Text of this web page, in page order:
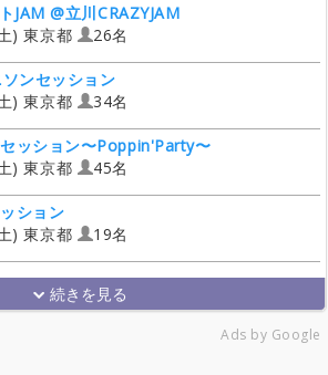
JAM @立川CRAZYJAM
) 東京都
26名
ンセッション
) 東京都
34名
ッション〜Poppin'Party〜
) 東京都
45名
ション
) 東京都
19名
Ads by Google